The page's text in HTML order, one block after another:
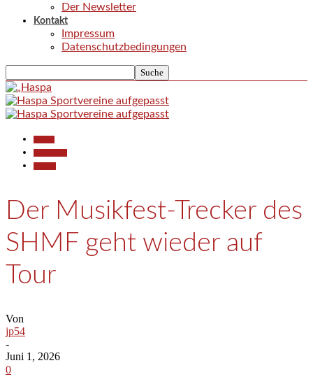
Der Newsletter
Kontakt
Impressum
Datenschutzbedingungen
Der Musikfest-Trecker des
SHMF geht wieder auf
Tour
Von
jp54
-
Juni 1, 2026
0